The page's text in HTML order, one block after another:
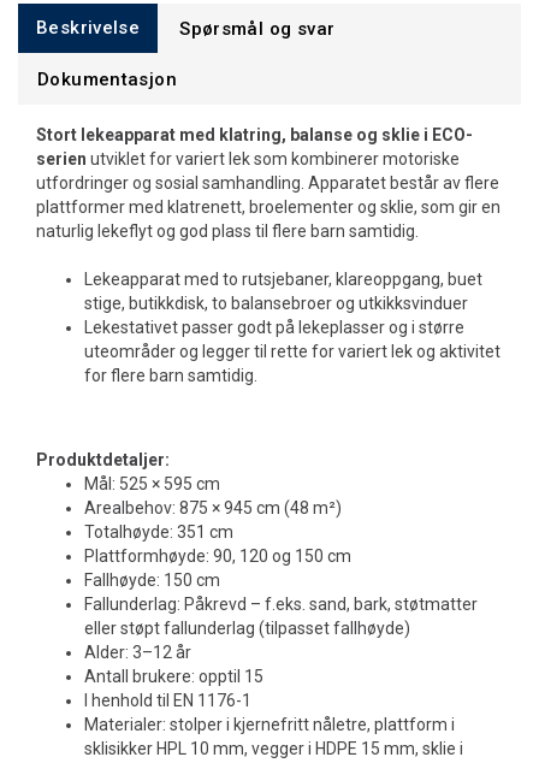
Beskrivelse Spørsmål og svar
Dokumentasjon
Stort lekeapparat med klatring, balanse og sklie i ECO-
serien utviklet for variert lek som kombinerer motoriske
utfordringer og sosial samhandling. Apparatet består av flere
plattformer med klatrenett, broelementer og sklie, som gir en
naturlig lekeflyt og god plass til flere barn samtidig.
Lekeapparat med to rutsjebaner, klareoppgang, buet
stige, butikkdisk, to balansebroer og utkikksvinduer
Lekestativet passer godt på lekeplasser og i større
uteområder og legger til rette for variert lek og aktivitet
for flere barn samtidig.
Produktdetaljer:
Mål: 525 × 595 cm
Arealbehov: 875 × 945 cm (48 m²)
Totalhøyde: 351 cm
Plattformhøyde: 90, 120 og 150 cm
Fallhøyde: 150 cm
Fallunderlag: Påkrevd – f.eks. sand, bark, støtmatter
eller støpt fallunderlag (tilpasset fallhøyde)
Alder: 3–12 år
Antall brukere: opptil 15
I henhold til EN 1176-1
Materialer: stolper i kjernefritt nåletre, plattform i
sklisikker HPL 10 mm, vegger i HDPE 15 mm, sklie i